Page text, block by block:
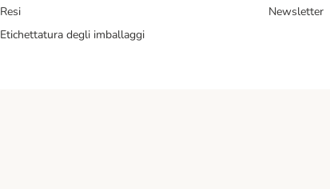
Resi
Etichettatura degli imballaggi
Newsletter